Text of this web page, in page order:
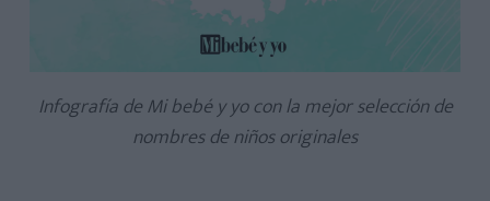
Infografía de Mi bebé y yo con la mejor selección de
nombres de niños originales